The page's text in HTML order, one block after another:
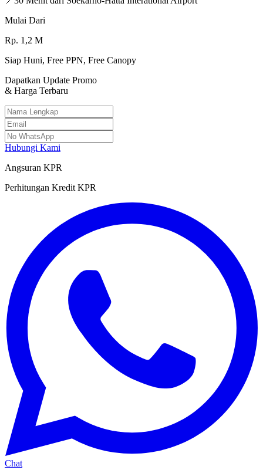
Mulai Dari
Rp. 1,2 M
Siap Huni, Free PPN, Free Canopy
Dapatkan Update Promo
& Harga Terbaru
Hubungi Kami
Angsuran KPR
Perhitungan Kredit KPR
Chat